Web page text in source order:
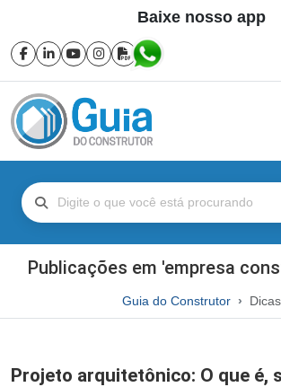
Baixe nosso app
Publicações em 'empresa
Guia do Construtor Dicas
Projeto arquitetônico: O que é,